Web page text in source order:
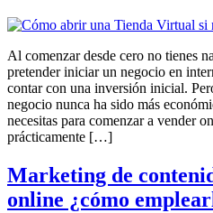
Al comenzar desde cero no tienes
pretender iniciar un negocio en
contar con una inversión inicial.
negocio nunca ha sido más
necesitas para comenzar a vender
prácticamente […]
Marketing de
online ¿cómo